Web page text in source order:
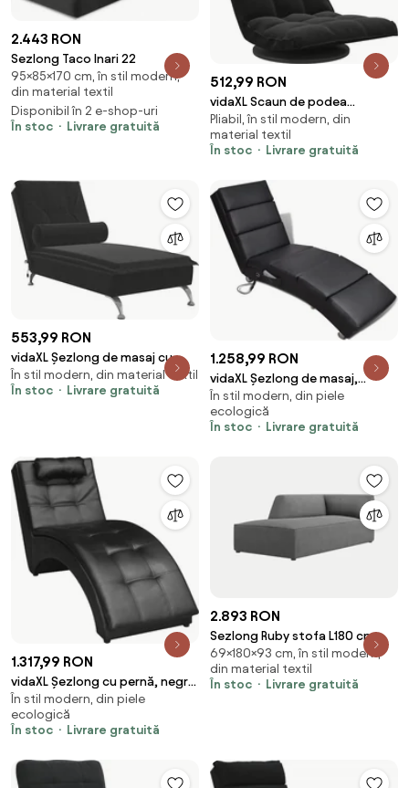
2.443 RON
Sezlong Taco Inari 22
95×85×170 cm, în stil modern,
din material textil
Disponibil în 2 e-shop-uri
În stoc
Livrare gratuită
512,99 RON
vidaXL Scaun de podea
pivotant, negru, catifea
Pliabil, în stil modern, din
material textil
În stoc
Livrare gratuită
553,99 RON
vidaXL Șezlong de masaj cu
suport sprijin, negru, catifea
În stil modern, din material textil
În stoc
Livrare gratuită
1.258,99 RON
vidaXL Șezlong de masaj,
negru, piele ecologică
În stil modern, din piele
ecologică
În stoc
Livrare gratuită
1.317,99 RON
vidaXL Șezlong cu pernă, negru,
piele ecologică
În stil modern, din piele
ecologică
În stoc
Livrare gratuită
2.893 RON
Sezlong Ruby stofa L180 cm
69×180×93 cm, în stil modern,
din material textil
În stoc
Livrare gratuită